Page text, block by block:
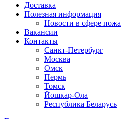
Доставка
Полезная информация
Новости в сфере
Вакансии
Контакты
Санкт-Петербург
Москва
Омск
Пермь
Томск
Йошкар-Ола
Республика Беларусь